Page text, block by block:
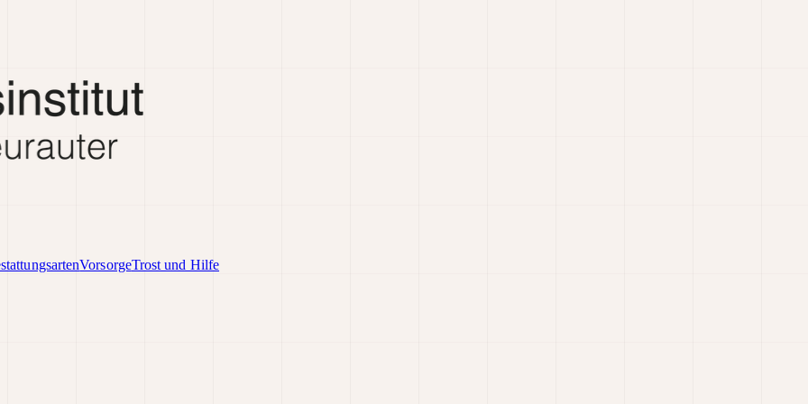
VorsorgeTrost und Hilfe